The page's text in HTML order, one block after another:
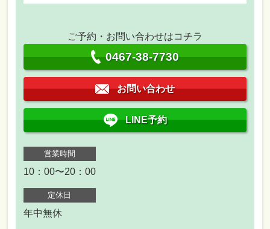
ご予約・お問い合わせはコチラ
0467-38-7730
お問い合わせ
LINE予約
営業時間
10：00〜20：00
定休日
年中無休